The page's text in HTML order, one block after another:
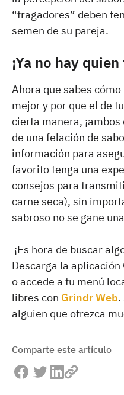
“tragadores” deben
semen de su pareja.
¡Ya no hay
Ahora que sabes
mejor y por que el de
cierta manera,
de una felación de
información para
favorito tenga una
consejos para
carne seca), sin
sabroso no se gane
¡Es hora de buscar
Descarga la aplicación
o accede a tu menú
libres con Grindr Web.
alguien que ofrezca
Comparte este artículo